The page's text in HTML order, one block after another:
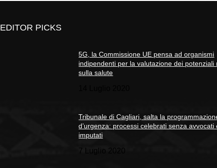
EDITOR PICKS
5G, la Commissione UE pensa ad organismi
indipendenti per la valutazione dei potenziali
sulla salute
Tribunale di Cagliari, salta la
d’urgenza: processi celebrati senza avvocati
imputati
7 Luglio 2020